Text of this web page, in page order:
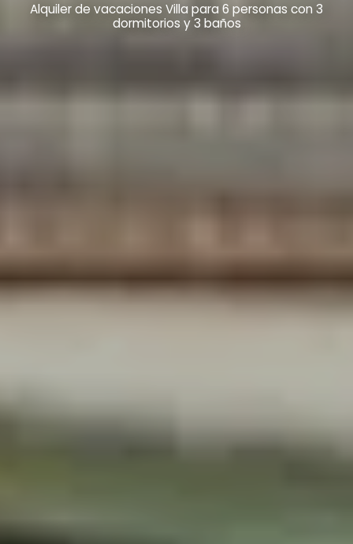
Alquiler de vacaciones Villa para 6 personas con 3
dormitorios y 3 baños